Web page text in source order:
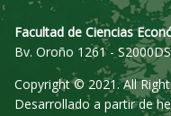
Facultad de Ciencias
Bv. Oroño 1261 -
Copyright © 2021. All
Desarrollado a partir de